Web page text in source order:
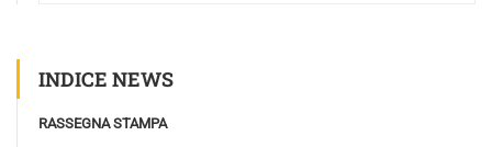
INDICE NEWS
RASSEGNA STAMPA